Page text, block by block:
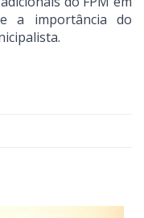
a importância do